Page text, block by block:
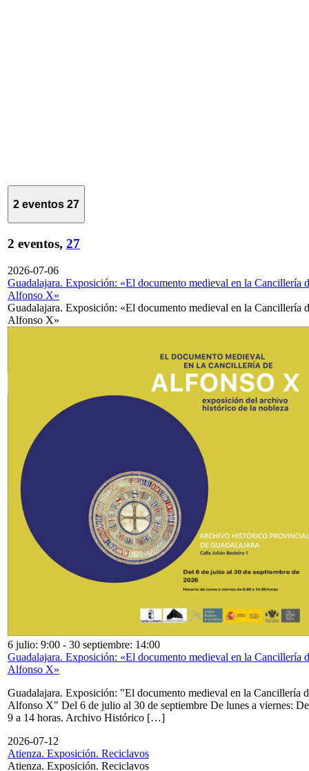
2 eventos 27
2 eventos, 27
2026-07-06
Guadalajara. Exposición: «El documento medieval en la Cancillería
Alfonso X»
Guadalajara. Exposición: «El documento medieval en la Cancillería
Alfonso X»
6 julio: 9:00 - 30 septiembre: 14:00
Guadalajara. Exposición: «El documento medieval en la Cancillería
Alfonso X»
Guadalajara. Exposición: "El documento medieval en la Cancillería
Alfonso X" Del 6 de julio al 30 de septiembre De lunes a viernes: De
9 a 14 horas. Archivo Histórico […]
2026-07-12
Atienza. Exposición. Reciclavos
Atienza. Exposición. Reciclavos